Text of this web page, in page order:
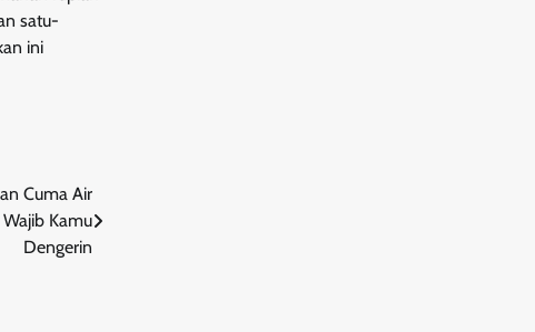
satu-
ini
Cuma Air
Kamu
Dengerin